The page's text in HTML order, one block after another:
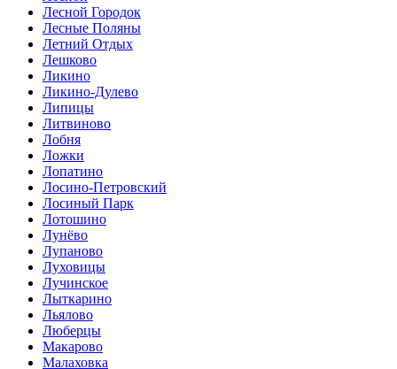
Лесной Городок
Лесные Поляны
Летний Отдых
Лешково
Ликино
Ликино-Дулево
Липицы
Литвиново
Лобня
Ложки
Лопатино
Лосино-Петровский
Лосиный Парк
Лотошино
Лунёво
Лупаново
Луховицы
Лучинское
Лыткарино
Льялово
Люберцы
Макарово
Малаховка